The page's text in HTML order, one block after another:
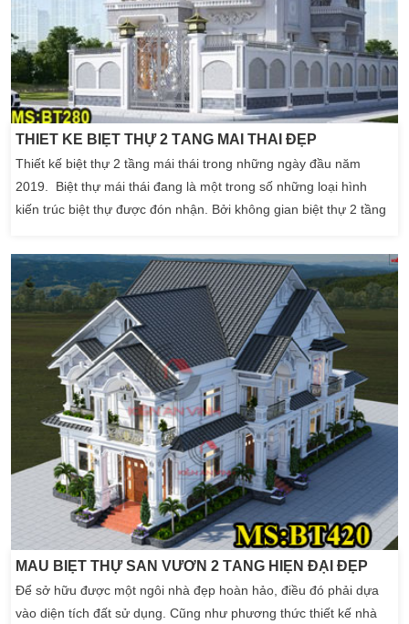
THIẾT KẾ BIỆT THỰ 2 TẦNG MÁI THÁI ĐẸP
Thiết kế biệt thự 2 tầng mái thái trong những ngày đầu năm
2019. Biệt thự mái thái đang là một trong số những loại hình
kiến trúc biệt thự được đón nhận. Bởi không gian biệt thự 2 tầng
thành thị hiện nay. Biệt thự 2 tầng luôn mang trên mình hình thái
kiến trúc đậm chất Á Đông. Ngoài […]
MẪU BIỆT THỰ SÂN VƯỜN 2 TẦNG HIỆN ĐẠI ĐẸP
Để sở hữu được một ngôi nhà đẹp hoàn hảo, điều đó phải dựa
vào diện tích đất sử dụng. Cũng như phương thức thiết kế nhà